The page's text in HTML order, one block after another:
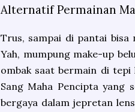
Alternatif Permainan
Trus, sampai di pantai bisa
Yah, mumpung make-up
ombak saat bermain di tepi
Sang Maha Pencipta yang
bergaya dalam jepretan